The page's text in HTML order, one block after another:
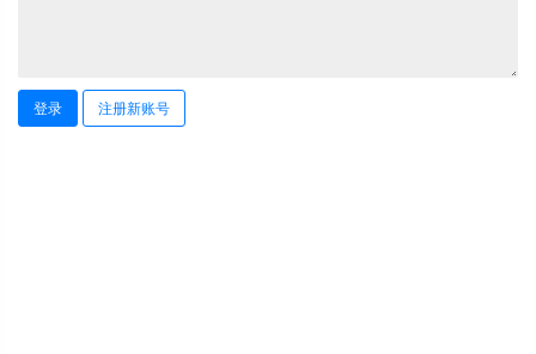
登录 注册新账号